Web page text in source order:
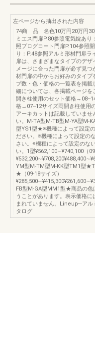
左ページから抽出された内容
74商 品 名色10万円20万円30
ミエス門扉P.80参照電気錠あ
照プログコート門扉P.104参照
り：P.48参照アルミ形材門扉
扉は、さまざまなタイプのデザ
メージに合った門扉が必ず見
材門扉の中からお好みのタイプ
プ数・色・価格の一覧表を掲
細については、各掲載ページ
開き柱使用のセット価格→08--
格→07--12サイズ両開き柱使用
アーキカットは記載していませ
い。M-TA型M-TB型M-YA型M-
型YS1型★※機種によって設定
ださい。※機種によって設定の
さい。※機種によって設定のな
い。1型¥562,100∼¥740,100（
YM型M-TM型M-KK型TM1型
★（09-18サイズ）
FB型M-GA型MM1型★商品の色
うことがあります。表示価格
まれていません。Lineup─アル
タログ